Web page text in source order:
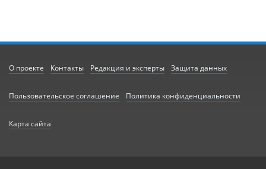
О проекте Контакты Редакция и эксперты Защита данных
Пользовательское соглашение Политика конфиденциальности
Карта сайта